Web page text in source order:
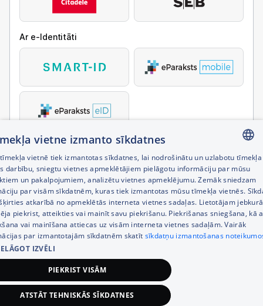
Ar e-Identitāti
LATVIAN
RUSSIAN
ENGLISH
vietne izmanto sīkdatnes
vietnē tiek izmantotas sīkdatnes, lai nodrošinātu un uzlabotu tīmekļa
darbību, sniegtu vietnes apmeklētājiem pielāgotu informāciju par mūsu
un pakalpojumiem, analizētu vietnes apmeklējumu. Zemāk sniedzam
par visām sīkdatnēm, kuras tiek izmantotas mūsu tīmekļa vietnēs.
atkarībā no apmeklētās interneta vietnes sadaļas. Lietotājam
piekrist, atteikties vai mainīt savu piekrišanu. Piekrišanas sniegšana, kā
vai mainīšana attiecas uz visām interneta vietnes sadaļām. Vairāk
par izmantotajām sīkdatnēm skatīt sīkdatņu izmantošanas
IZVĒLI
PIEKRIST VISĀM
ATSTĀT TEHNISKĀS SĪKDATNES